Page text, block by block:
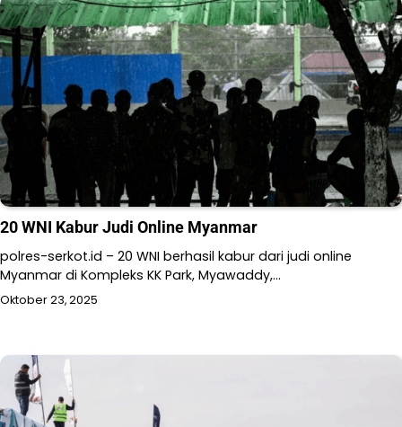
20 WNI Kabur Judi Online Myanmar
polres-serkot.id – 20 WNI berhasil kabur dari judi online
Myanmar di Kompleks KK Park, Myawaddy,…
Oktober 23, 2025